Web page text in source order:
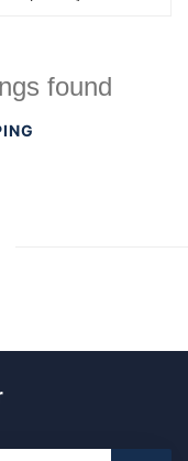
found